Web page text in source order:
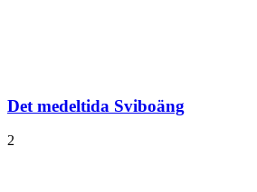
Det medeltida Sviboäng
2